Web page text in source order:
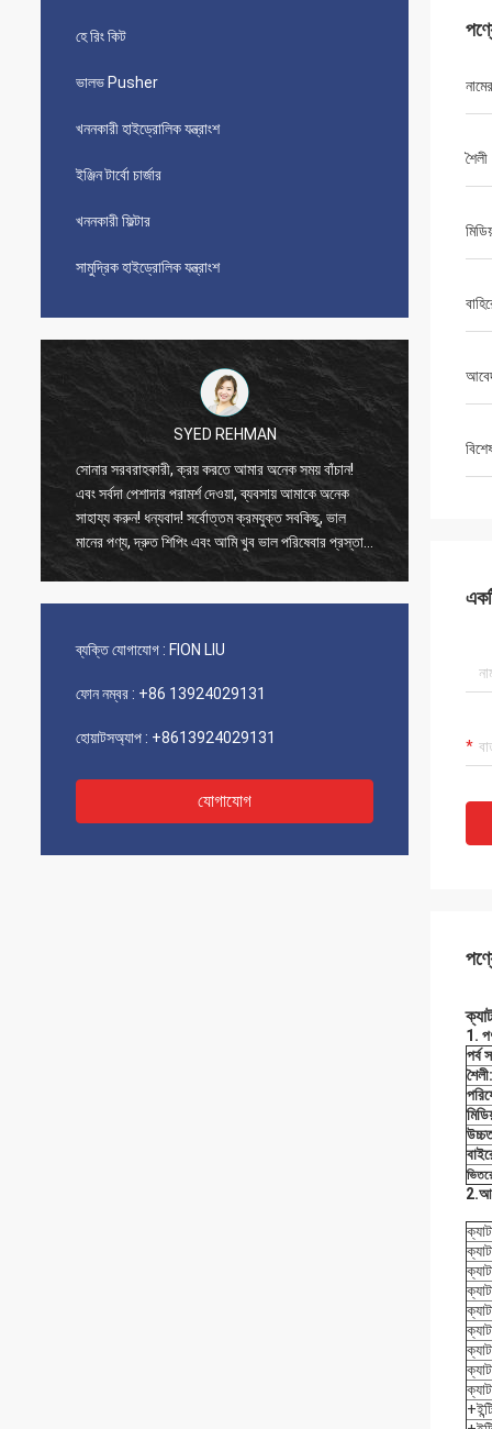
হে রিং কিট
ভালভ Pusher
খননকারী হাইড্রোলিক যন্ত্রাংশ
ইঞ্জিন টার্বো চার্জার
খননকারী ফিল্টার
সামুদ্রিক হাইড্রোলিক যন্ত্রাংশ
SYED REHMAN
সোনার সরবরাহকারী, ক্রয় করতে আমার অনেক সময় বাঁচান!
এবং সর্বদা পেশাদার পরামর্শ দেওয়া, ব্যবসায় আমাকে অনেক
সাহায্য করুন! ধন্যবাদ! সর্বোত্তম ক্রমযুক্ত সবকিছু, ভাল
মানের পণ্য, দ্রুত শিপিং এবং আমি খুব ভাল পরিষেবার প্রস্তাব
করছি 5 পাঁচটি তারকা! আপনার পণ্যগুলি খুব সূক্ষ্ম এবং
পুরানো
ব্যক্তি যোগাযোগ : FION LIU
ফোন নম্বর : +86 13924029131
হোয়াটসঅ্যাপ : +8613924029131
যোগাযোগ
শৈলী
1.
পর্ব
শৈলী: